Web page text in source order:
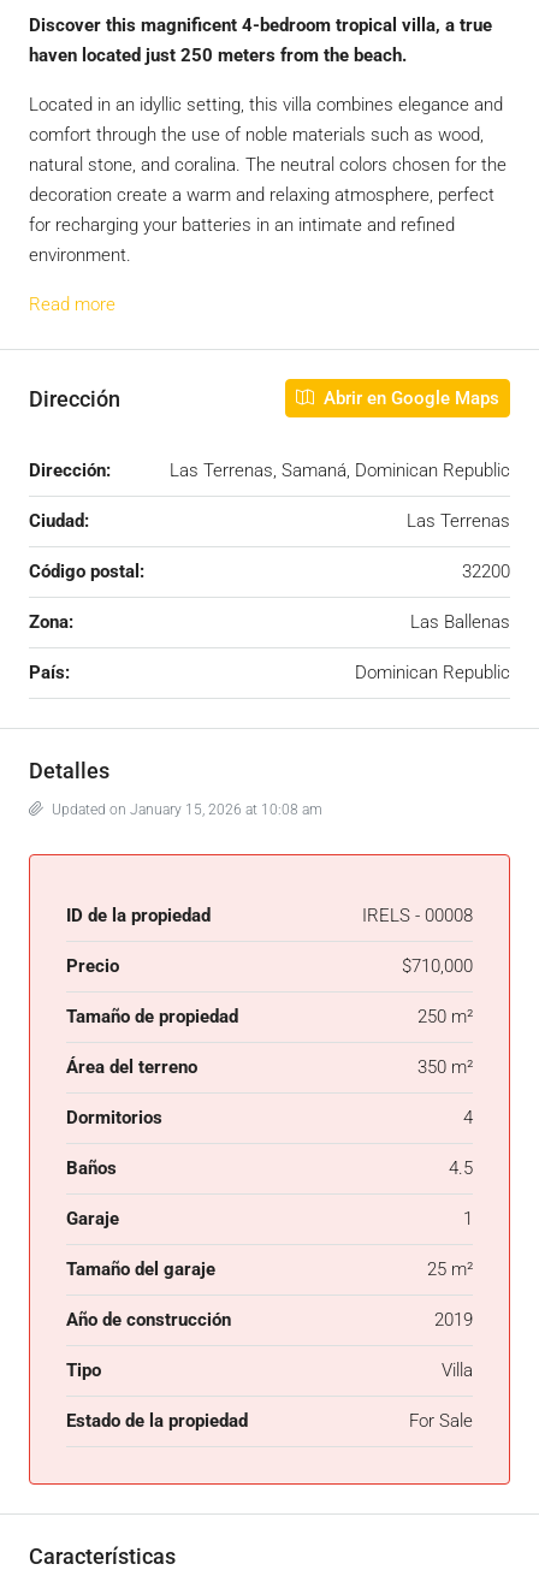
Discover this magnificent 4-bedroom tropical villa, a true
haven located just 250 meters from the beach.
Located in an idyllic setting, this villa combines elegance and
comfort through the use of noble materials such as wood,
natural stone, and coralina. The neutral colors chosen for the
decoration create a warm and relaxing atmosphere, perfect
for recharging your batteries in an intimate and refined
environment.
Read more
Dirección Abrir en Google Maps
Dirección: Las Terrenas, Samaná, Dominican Republic
Ciudad: Las Terrenas
Código postal: 32200
Zona: Las Ballenas
País: Dominican Republic
Detalles
Updated on January 15, 2026 at 10:08 am
ID de la propiedad IRELS - 00008
Precio $710,000
Tamaño de propiedad 250 m²
Área del terreno 350 m²
Dormitorios 4
Baños 4.5
Garaje 1
Tamaño del garaje 25 m²
Año de construcción 2019
Tipo Villa
Estado de la propiedad For Sale
Características